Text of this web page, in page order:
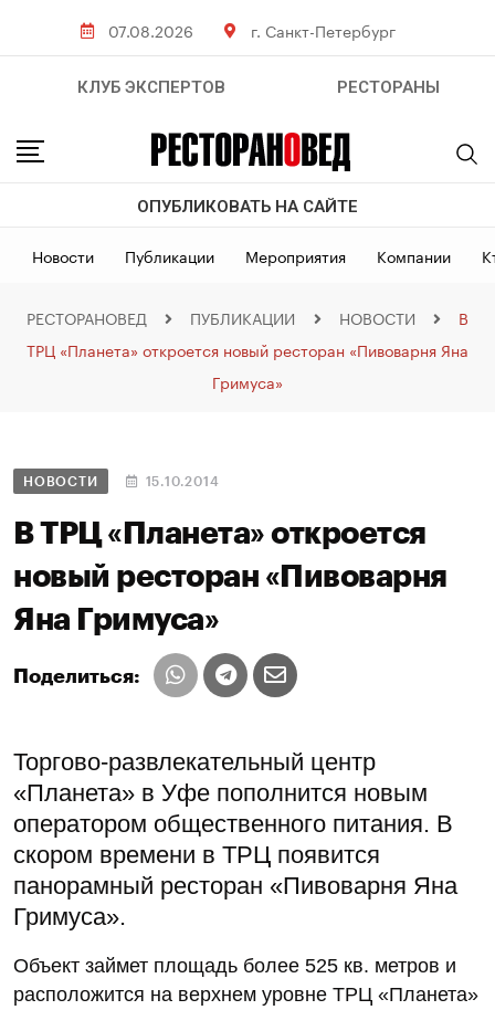
07.08.2026 г. Санкт-Петербург
КЛУБ ЭКСПЕРТОВ РЕСТОРАНЫ
ОПУБЛИКОВАТЬ НА САЙТЕ
Новости Публикации Мероприятия Компании
РЕСТОРАНОВЕД ПУБЛИКАЦИИ НОВОСТИ
В
ТРЦ «Планета» откроется новый ресторан «Пивоварня Яна
Гримуса»
НОВОСТИ 15.10.2014
В ТРЦ «Планета» откроется
новый ресторан «Пивоварня
Яна Гримуса»
Поделиться:
Торгово-развлекательный центр
«Планета» в Уфе пополнится новым
оператором общественного питания. В
скором времени в ТРЦ появится
панорамный ресторан «Пивоварня Яна
Гримуса».
Объект займет площадь более 525 кв. метров и
расположится на верхнем уровне ТРЦ «Планета»